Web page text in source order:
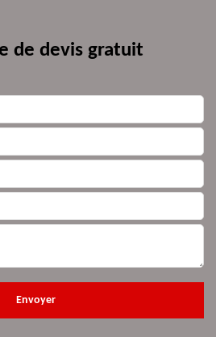
de devis gratuit